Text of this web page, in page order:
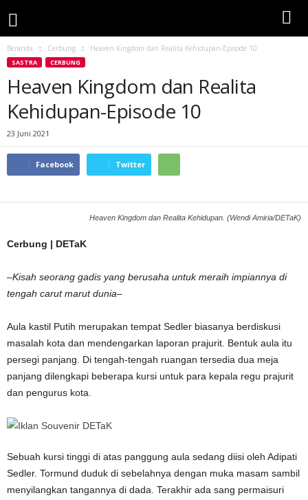
Beranda Cerbung Heaven Kingdom dan Realita Kehidupan-Episode 10
SASTRA CERBUNG
Heaven Kingdom dan Realita
Kehidupan-Episode 10
23 Juni 2021
Facebook Twitter
Heaven Kingdom dan Realita Kehidupan. (Wendi Amiria/DETaK)
Cerbung | DETaK
–Kisah seorang gadis yang berusaha untuk meraih impiannya di
tengah carut marut dunia–
Aula kastil Putih merupakan tempat Sedler biasanya berdiskusi
masalah kota dan mendengarkan laporan prajurit. Bentuk aula itu
persegi panjang. Di tengah-tengah ruangan tersedia dua meja
panjang dilengkapi beberapa kursi untuk para kepala regu prajurit
dan pengurus kota.
Sebuah kursi tinggi di atas panggung aula sedang diisi oleh Adipati
Sedler. Tormund duduk di sebelahnya dengan muka masam sambil
menyilangkan tangannya di dada. Terakhir ada sang permaisuri